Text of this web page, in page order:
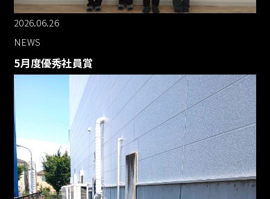
2026.06.26
NEWS
5月度優秀社員賞